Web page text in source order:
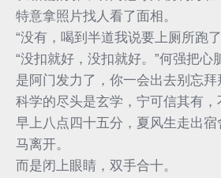
特意拿照片找人看了面相。
“没有，喝到半道我说要上厕所跑
“没扣就好，没扣就好。”何强把心
是阿门发力了，你一会出去别忘拜
科学的尽头是玄学，宁可信其有，
早上八点四十五分，夏风生走出
马离开。
而是闭上眼睛，双手合十。